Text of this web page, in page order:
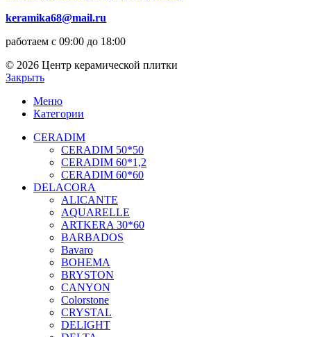
keramika68@mail.ru
работаем с 09:00 до 18:00
© 2026 Центр керамической плитки
Закрыть
Меню
Категории
CERADIM
CERADIM 50*50
CERADIM 60*1,2
CERADIM 60*60
DELACORA
ALICANTE
AQUARELLE
ARTKERA 30*60
BARBADOS
Bavaro
BOHEMA
BRYSTON
CANYON
Colorstone
CRYSTAL
DELIGHT